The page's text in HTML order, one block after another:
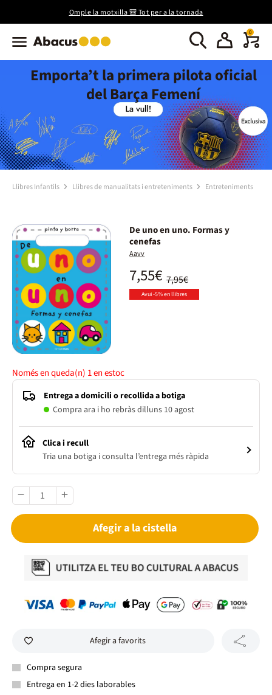
Omple la motxilla 🎒 Tot per a la tornada
0
Emporta’t la primera pilota oficial
del Barça Femení
Llibres Infantils Llibres de manualitats i entreteniments Entreteniments
De uno en uno. Formas y
cenefas
Aavv
7,95€
7,55€
Avui -5% en llibres
Només en queda(n) 1en estoc
Entrega a domicili o recollida a botiga
Compra ara i ho rebràs dilluns 10 agost
Clica i recull
Tria una botiga i consulta l’entrega més ràpida
Afegir a la cistella
Afegir a favorits
Compra segura
Entrega en 1-2 dies laborables